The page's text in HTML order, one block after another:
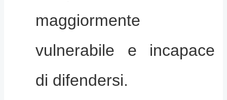
maggiormente
vulnerabile e incapace
di difendersi.